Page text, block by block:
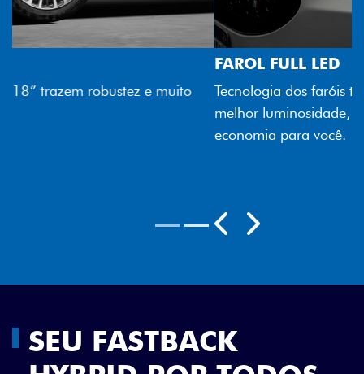
Tecnologia dos faróis totalmente em LED garante
melhor luminosidade, maior durabilidade e mais
Rodas aro 18"
SEU FASTBACK